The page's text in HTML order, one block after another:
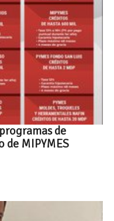
de
de MIPYMES